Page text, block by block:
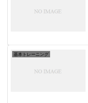
基本トレーニング